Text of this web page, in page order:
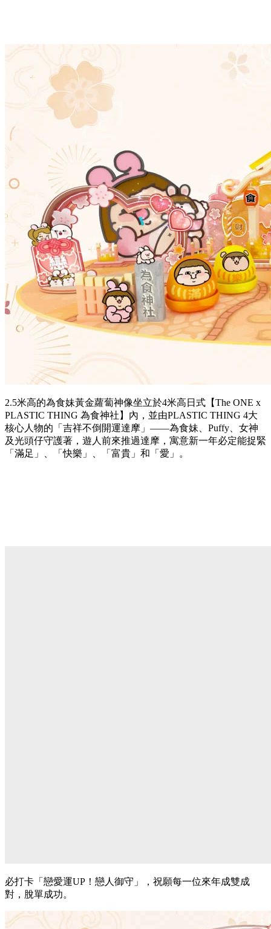
2.5米高的為食妹黃金蘿蔔神像坐立於4米高日式【The ONE x
PLASTIC THING 為食神社】內，並由PLASTIC THING 4大
核心人物的「吉祥不倒開運達摩」——為食妹、Puffy、女神
及光頭仔守護著，遊人前來推過達摩，寓意新一年必定能捉緊
「滿足」、「快樂」、「富貴」和「愛」。
必打卡「戀愛運UP！戀人御守」，祝願每一位來年成雙成
對，脫單成功。